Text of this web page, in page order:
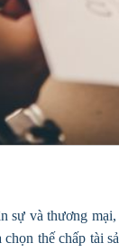
sự và thương
thế chấp tài